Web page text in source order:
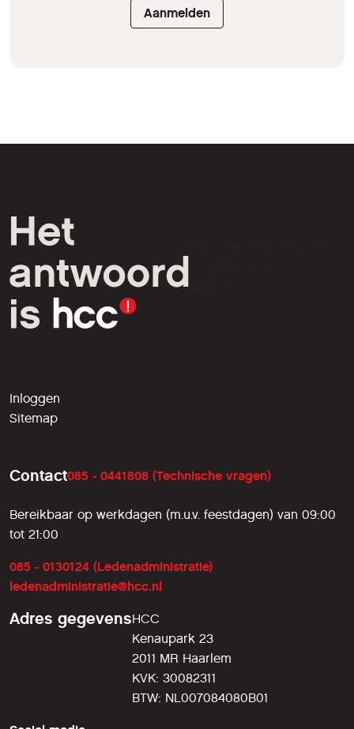
Aanmelden
liefhebbers.
Inloggen
Sitemap
Contact085 - 0441808 (Technische vragen)
Bereikbaar op werkdagen (m.u.v. feestdagen) van 09:00
tot 21:00
085 - 0130124 (Ledenadministratie)
ledenadministratie@hcc.nl
Adres gegevensHCC
Kenaupark 23
2011 MR Haarlem
KVK: 30082311
BTW: NL007084080B01